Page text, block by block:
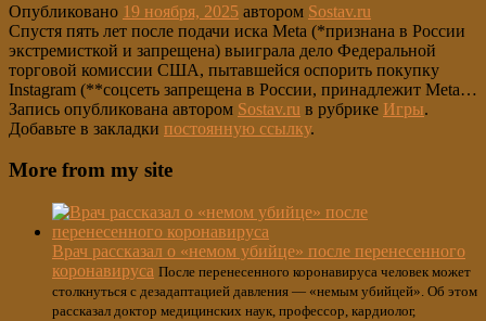
Опубликовано 19 ноября, 2025 автором Sostav.ru
Спустя пять лет после подачи иска Meta (*признана в России
экстремисткой и запрещена) выиграла дело Федеральной
торговой комиссии США, пытавшейся оспорить покупку
Instagram (**соцсеть запрещена в России, принадлежит Meta…
Запись опубликована автором Sostav.ru в рубрике Игры.
Добавьте в закладки постоянную ссылку.
More from my site
Врач рассказал о «немом убийце» после перенесенного
коронавируса После перенесенного коронавируса человек может
столкнуться с дезадаптацией давления — «немым убийцей». Об этом
рассказал доктор медицинских наук, профессор, кардиолог,